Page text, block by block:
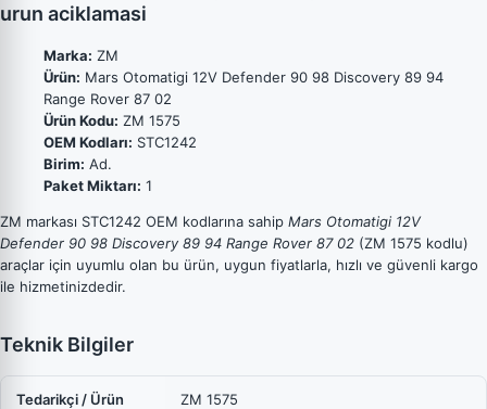
urun aciklamasi
Marka: ZM
Ürün: Mars Otomatigi 12V Defender 90 98 Discovery 89 94
Range Rover 87 02
Ürün Kodu: ZM 1575
OEM Kodları: STC1242
Birim: Ad.
Paket Miktarı: 1
ZM markası STC1242 OEM kodlarına sahip Mars Otomatigi 12V
Defender 90 98 Discovery 89 94 Range Rover 87 02 (ZM 1575 kodlu)
araçlar için uyumlu olan bu ürün, uygun fiyatlarla, hızlı ve güvenli kargo
ile hizmetinizdedir.
Teknik Bilgiler
Tedarikçi / Ürün
ZM 1575